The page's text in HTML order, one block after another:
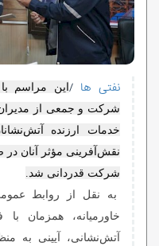
نفتی ها/این مراسم
شرکت و جمعی از مدیران
خدمات ارزنده
نقش‌آفرینی مؤثر آنان
شرکت قدردانی شد.
به نقل از روابط
آتش‌نشانی، آیینی به